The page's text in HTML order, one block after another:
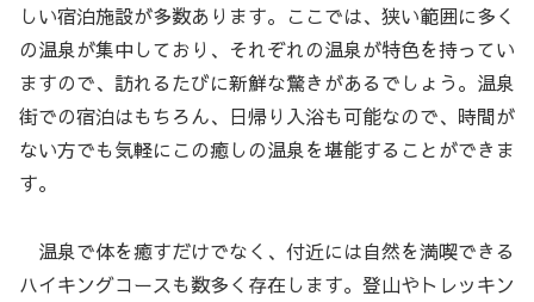
しい宿泊施設が多数あります。ここでは、狭い範囲に多く
の温泉が集中しており、それぞれの温泉が特色を持ってい
ますので、訪れるたびに新鮮な驚きがあるでしょう。温泉
街での宿泊はもちろん、日帰り入浴も可能なので、時間が
ない方でも気軽にこの癒しの温泉を堪能することができま
す。
温泉で体を癒すだけでなく、付近には自然を満喫できる
ハイキングコースも数多く存在します。登山やトレッキン